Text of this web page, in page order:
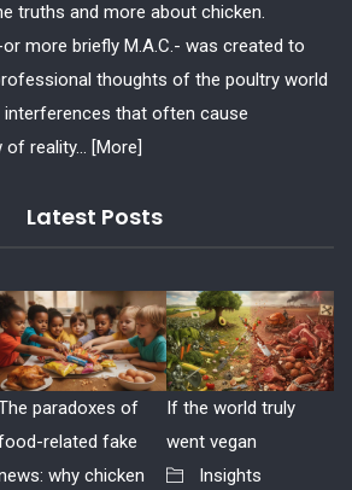
truths and more about chicken.
more briefly M.A.C.- was created to
thoughts of the poultry world
that often cause
reality... [More]
Latest Posts
paradoxes of
related fake
why chicken
If the world truly
went vegan
Insights